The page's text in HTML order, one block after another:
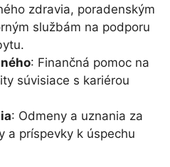
zdravia, poradenským
službám na podporu
: Finančná pomoc na
súvisiace s kariérou
: Odmeny a uznania za
a príspevky k úspechu